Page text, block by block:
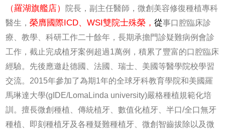
（羅湖旗艦店）
院長，副主任醫師，微創美容修復種植專科
醫生，榮膺國際ICD、WSI雙院士殊榮，從事口腔臨床診
療、教學、科研工作二十餘年，長期承擔門診疑難病例會診
工作，截止完成植牙案例超過1萬例，積累了豐富的口腔臨床
經驗。先後應邀赴德國、法國、瑞士、美國等醫學院校學習
交流。2015年參加了為期1年的全球牙科教育學院和美國羅
馬琳達大學(gIDE/LomaLinda university)嚴格種植規範化培
訓。擅長微創種植、傳統植牙、數值化植牙、半口/全口無牙
種植、即刻種植牙及各種疑難種植牙、微創智齒拔除以及微